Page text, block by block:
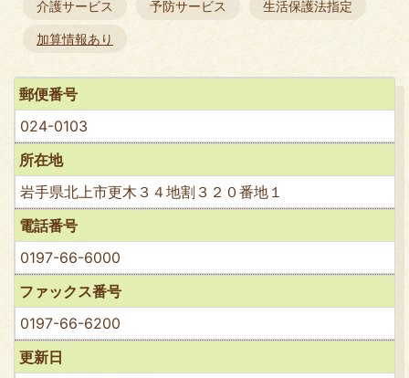
介護サービス 予防サービス 生活保護法指定
加算情報あり
郵便番号
024-0103
所在地
岩手県北上市更木３４地割３２０番地１
電話番号
0197-66-6000
ファックス番号
0197-66-6200
更新日